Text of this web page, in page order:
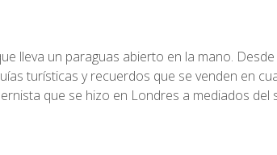
lleva un paraguas abierto en la mano.
turísticas y recuerdos que se venden en
que se hizo en Londres a mediados del